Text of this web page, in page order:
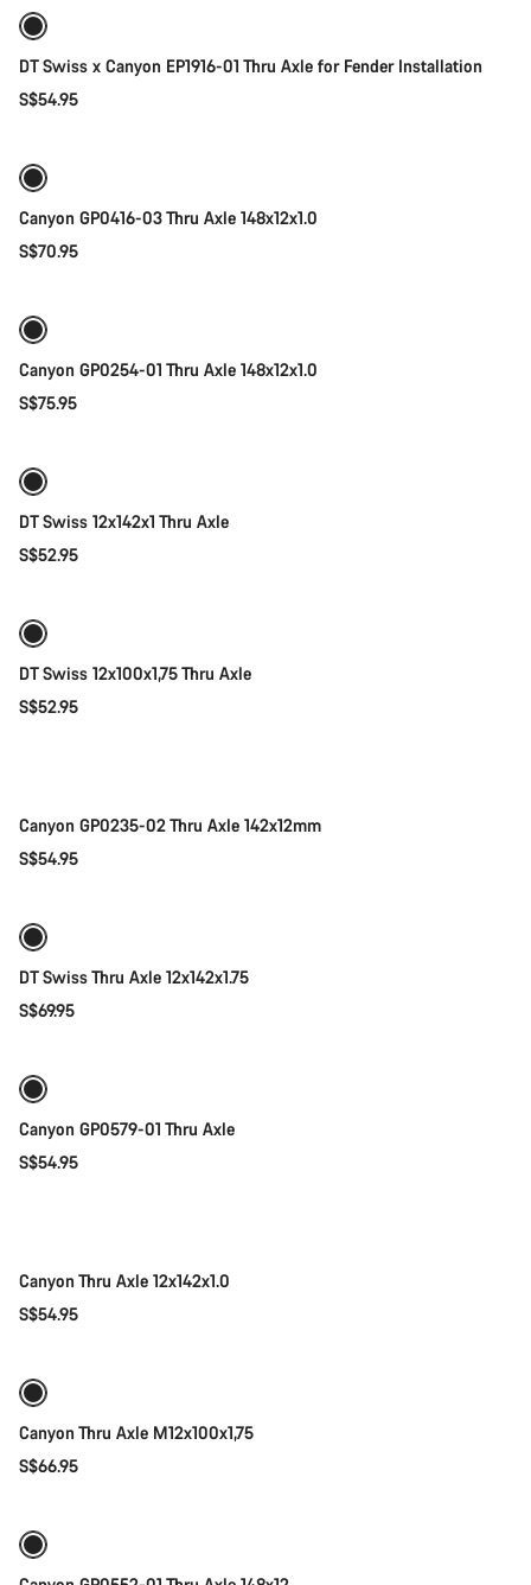
DT Swiss x Canyon EP1916-01 Thru Axle for Fender Installation
S$54.95
Canyon GP0416-03 Thru Axle 148x12x1.0
S$70.95
Canyon GP0254-01 Thru Axle 148x12x1.0
S$75.95
DT Swiss 12x142x1 Thru Axle
S$52.95
DT Swiss 12x100x1,75 Thru Axle
S$52.95
Canyon GP0235-02 Thru Axle 142x12mm
S$54.95
DT Swiss Thru Axle 12x142x1.75
S$69.95
Canyon GP0579-01 Thru Axle
S$54.95
Canyon Thru Axle 12x142x1.0
S$54.95
Canyon Thru Axle M12x100x1,75
S$66.95